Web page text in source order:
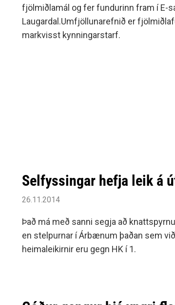
fjölmiðlamál og fer fundurinn fram í E-
Laugardal.Umfjöllunarefnið er
markvisst kynningarstarf.
Selfyssingar hefja leik á
26.11.2014
Það má með sanni segja að
en stelpurnar í Árbænum þaðan sem
heimaleikirnir eru gegn HK í 1.